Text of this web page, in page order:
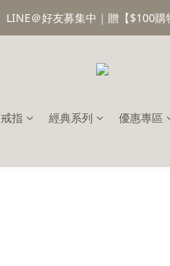
LINE＠好友募集中｜贈【$100購
戒指 經典系列 優惠專區